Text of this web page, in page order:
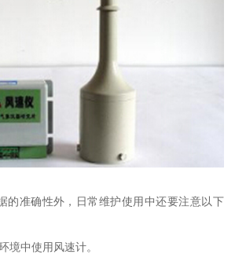
的准确性外，日常维护使用中还要注意以下
境中使用风速计。